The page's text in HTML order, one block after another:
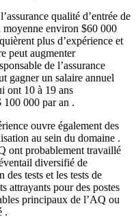
qualité d’entrée de
moyenne environ $60 000
plus d’expérience et
peut augmenter
de l’assurance
gagner un salaire annuel
ont 10 à 19 ans
100 000 par an .
ouvre également des
au sein du domaine .
ont probablement travaillé
diversifié de
des tests et les tests de
attrayants pour des postes
principaux de l’AQ ou
.